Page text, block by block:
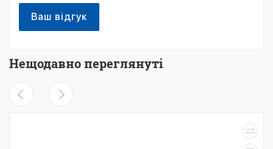
Ваш відгук
Нещодавно переглянуті